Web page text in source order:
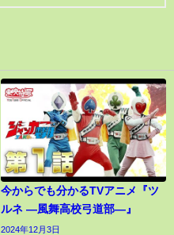
今からでも分かるTVアニメ『ツ
ルネ ―風舞高校弓道部―』
2024年12月3日